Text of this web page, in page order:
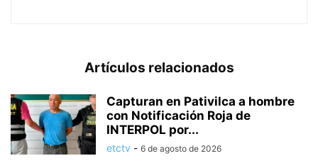
Artículos relacionados
Capturan en Pativilca a hombre
con Notificación Roja de
INTERPOL por...
etctv - 6 de agosto de 2026